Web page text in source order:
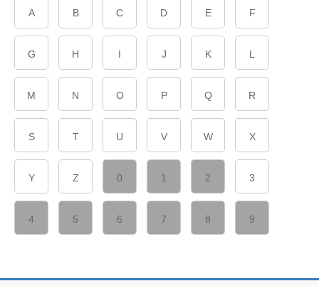
A B C D E F
G H I J K L
M N O P Q R
S T U V W X
Y Z 0 1 2 3
4 5 6 7 8 9